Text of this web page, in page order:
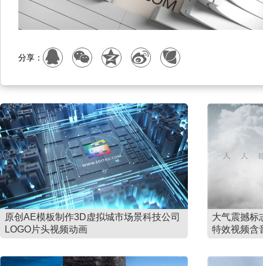
分享：
原创AE模板制作3D虚拟城市场景科技公司
LOGO片头视频动画
大气震撼标
特效视频含